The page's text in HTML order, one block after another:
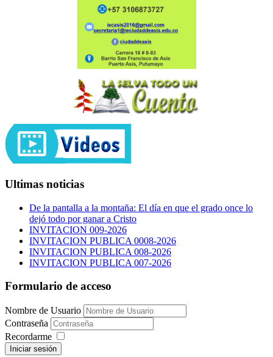
Ultimas noticias
De la pantalla a la montaña: El día en que el grado once lo
dejó todo por ganar a Cristo
INVITACION 009-2026
INVITACION PUBLICA 0008-2026
INVITACION PUBLICA 008-2026
INVITACION PUBLICA 007-2026
Formulario de acceso
Nombre de Usuario
Contraseña
Recordarme
Iniciar sesión